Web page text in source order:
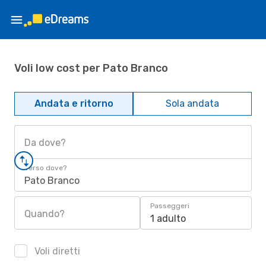
Voli low cost per Pato Branco
Andata e ritorno Sola andata
Da dove?
Verso dove?
Pato Branco
Quando?
Passeggeri
1 adulto
Voli diretti